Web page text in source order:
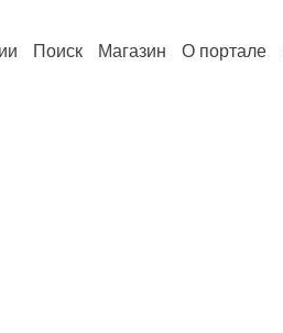
Поиск Магазин О портале